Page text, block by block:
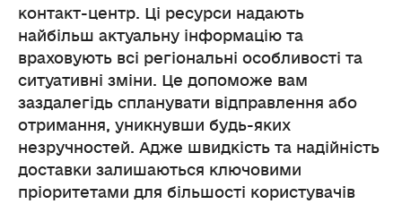
контакт-центр. Ці ресурси надають
найбільш актуальну інформацію та
враховують всі регіональні особливості та
ситуативні зміни. Це допоможе вам
заздалегідь спланувати відправлення або
отримання, уникнувши будь-яких
незручностей. Адже швидкість та надійність
доставки залишаються ключовими
пріоритетами для більшості користувачів